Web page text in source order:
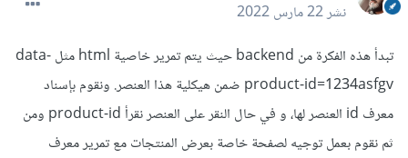
نشر22 مارس 2022
تبدأ هذه الفكرة من backend حيث يتم تمرير خاصية html مثل data-
product-id=1234asfgv ضمن هيكلية هذا العنصر. ونقوم بإسناد
معرف id العنصر لها، و في حال النقر على العنصر نقرأ product-id ومن
ثم نقوم بعمل توجيه لصفحة خاصة بعرض المنتجات مع تمرير معرف